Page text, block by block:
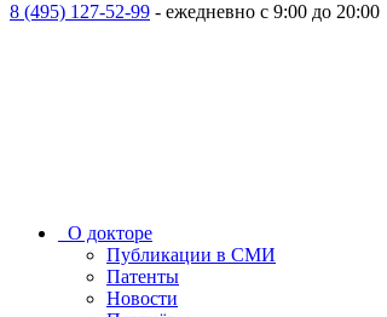
8 (495) 127-52-99 - ежедневно с 9:00 до 20:00
О докторе
Публикации в СМИ
Патенты
Новости